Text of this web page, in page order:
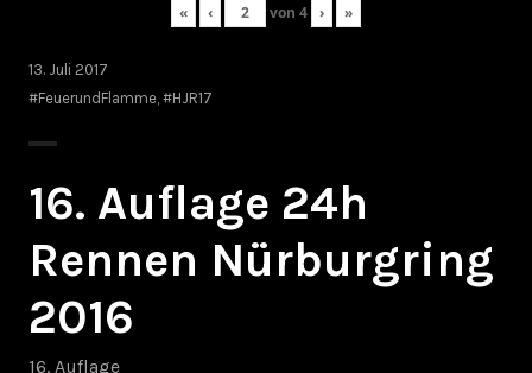
« ‹ von 4 › »
13. Juli 2017
#FeuerundFlamme #HJR17
16. Auflage 24h
Rennen Nürburgring
2016
16. Auflage